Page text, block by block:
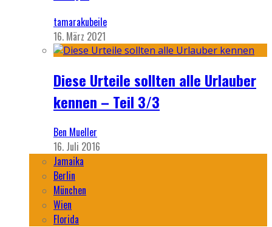
tamarakubeile
16. März 2021
Diese Urteile sollten alle Urlauber
kennen – Teil 3/3
Ben Mueller
16. Juli 2016
Jamaika
Berlin
München
Wien
Florida